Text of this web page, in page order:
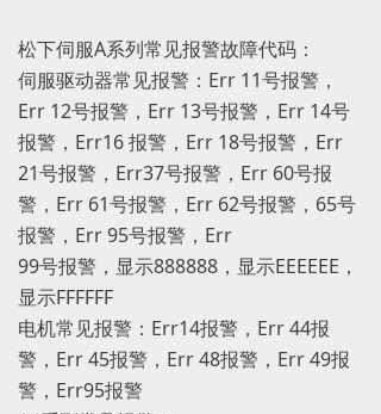
松下伺服A系列常见报警故障代码：
伺服驱动器常见报警：Err 11号报警，
Err 12号报警，Err 13号报警，Err 14号
报警，Err16 报警，Err 18号报警，Err
21号报警，Err37号报警，Err 60号报
警，Err 61号报警，Err 62号报警，65号
报警，Err 95号报警，Err
99号报警，显示888888，显示EEEEEE，
显示FFFFFF
电机常见报警：Err14报警，Err 44报
警，Err 45报警，Err 48报警，Err 49报
警，Err95报警